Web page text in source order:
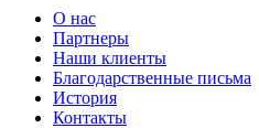
О нас
Партнеры
Наши клиенты
Благодарственные письма
История
Контакты